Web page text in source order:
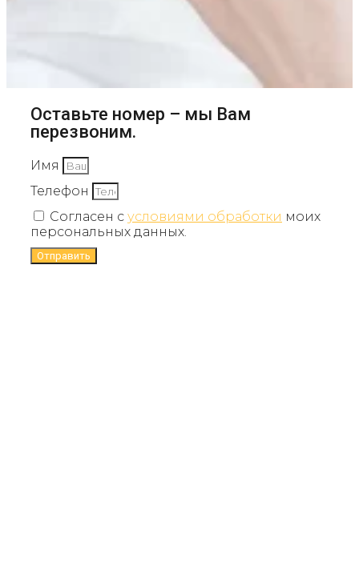
Оставьте номер – мы Вам
перезвоним.
Имя
Телефон
Согласен с условиями обработки моих
персональных данных.
Отправить